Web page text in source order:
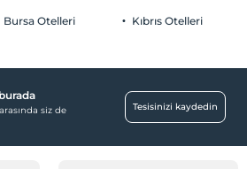
yaşına kadar ücretsizdir
Bursa Otelleri Kıbrıs Otelleri
siz de
Tesisinizi kaydedin